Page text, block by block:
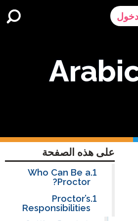
على هذه الصفحة
Who Can Be a
Proctor?
Proctor’s
Responsibilities